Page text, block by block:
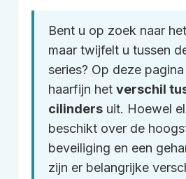
Bent u op zoek naar
maar twijfelt u tussen
series? Op deze
haarfijn het verschil
cilinders uit. Hoewel
beschikt over de
beveiliging en een
zijn er belangrijke